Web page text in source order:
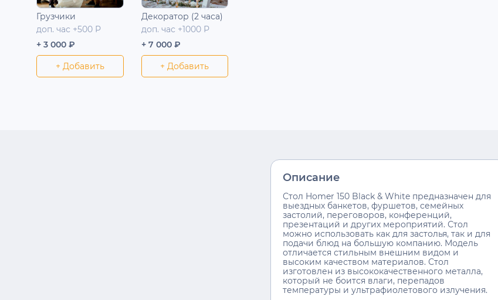
Грузчики
доп. час +500 Р
+ 3 000 ₽
+ Добавить
Декоратор (2 часа)
доп. час +1000 Р
+ 7 000 ₽
+ Добавить
Описание
Стол Homer 150 Black & White предназначен для
выездных банкетов, фуршетов, семейных
застолий, переговоров, конференций,
презентаций и других мероприятий. Стол
можно использовать как для застолья, так и для
подачи блюд на большую компанию. Модель
отличается стильным внешним видом и
высоким качеством материалов. Стол
изготовлен из высококачественного металла,
который не боится влаги, перепадов
температуры и ультрафиолетового излучения.